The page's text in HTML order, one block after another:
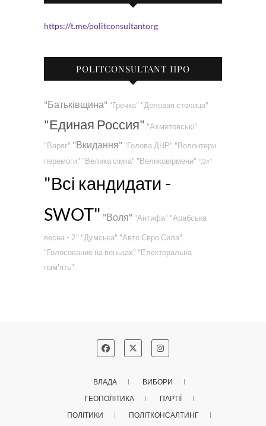
https://t.me/politconsultantorg
POLITCONSULTANT ПРО
"Батьківщина" "Гречка" "Деловая столица"
"Единая Россия" "Ахметовські"
"Варяг" "Вкидання" "Голова ДНР" "Волонтери
перемоги" "Велика сімка" "Великовірмени" "Дія"
"Всі кандидати -
SWOT" "Воля" "Антифа" "Арабська
весна - 2" "Думська" "Авто Євро Сила"
"Голосование на пеньках" "Електоральна
пам'ять"
ВЛАДА
ВИБОРИ
ГЕОПОЛІТИКА
ПАРТІЇ
ПОЛІТИКИ
ПОЛІТКОНСАЛТИНГ